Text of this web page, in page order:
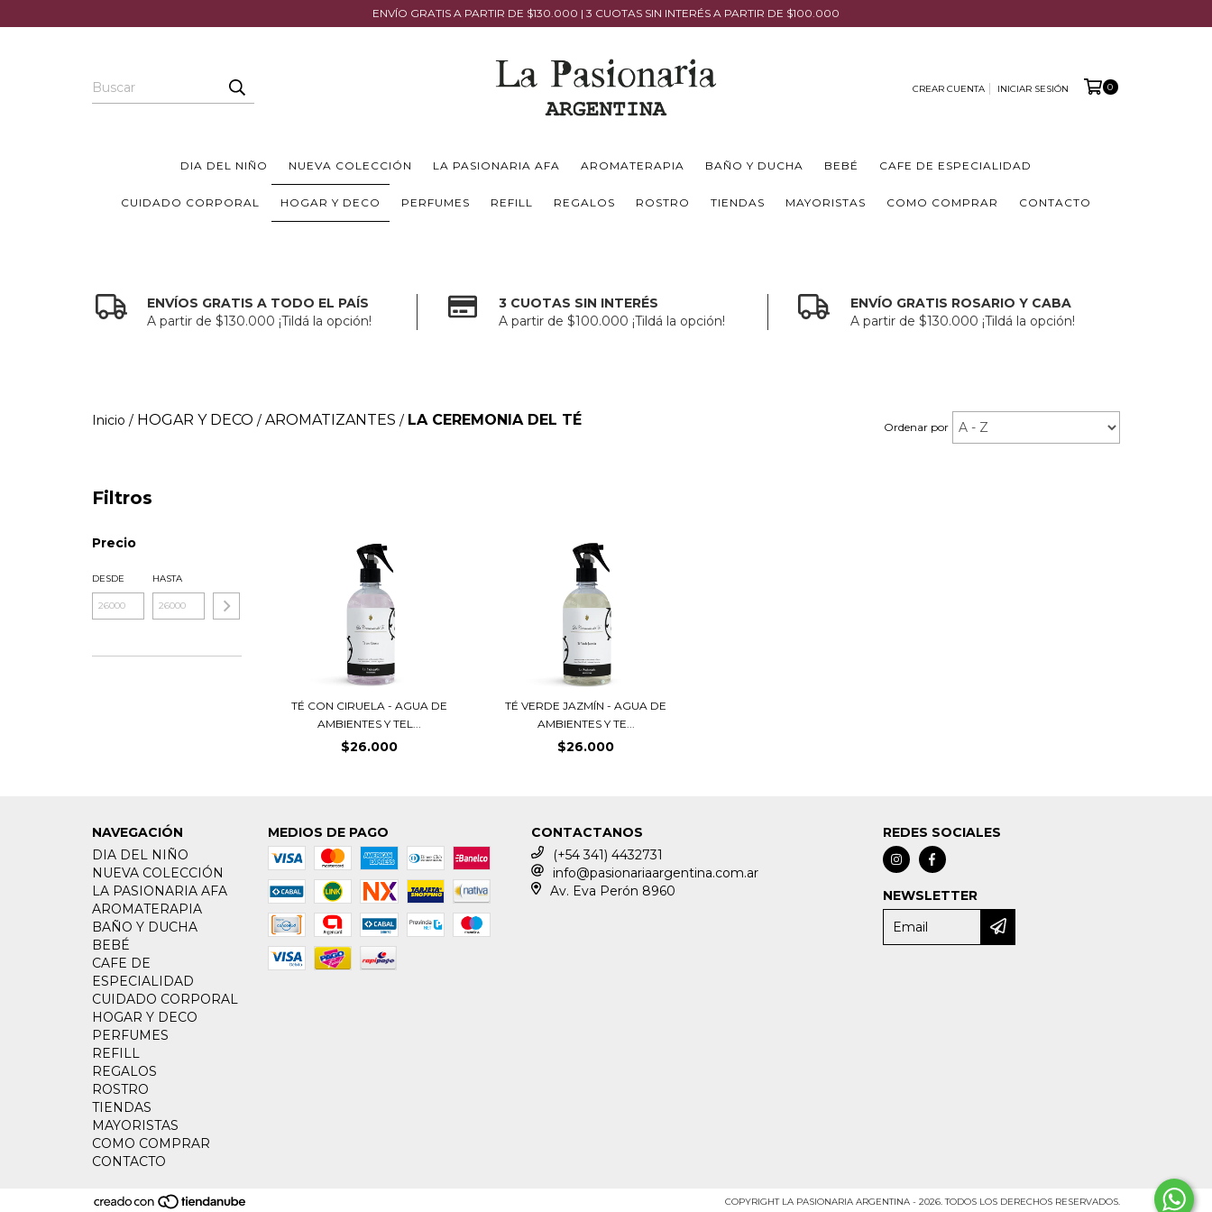
ENVÍO GRATIS A PARTIR DE $130.000 | 3 CUOTAS SIN INTERÉS A PARTIR DE $100.000
CREAR CUENTA INICIAR SESIÓN 0
DIA DEL NIÑO NUEVA COLECCIÓN LA PASIONARIA AFA AROMATERAPIA BAÑO Y DUCHA BEBÉ CAFE DE ESPECIALIDAD
CUIDADO CORPORAL HOGAR Y DECO PERFUMES REFILL REGALOS ROSTRO TIENDAS MAYORISTAS COMO COMPRAR CONTACTO
ENVÍOS GRATIS A TODO EL PAÍS
A partir de $130.000 ¡Tildá la opción!
3 CUOTAS SIN INTERÉS
A partir de $100.000 ¡Tildá la opción!
ENVÍO GRATIS ROSARIO Y CABA
A partir de $130.000 ¡Tildá la opción!
Inicio / HOGAR Y DECO / AROMATIZANTES / LA CEREMONIA DEL TÉ Ordenar por
Filtros
Precio
DESDE HASTA
TÉ CON CIRUELA - AGUA DE
AMBIENTES Y TEL...
$26.000
TÉ VERDE JAZMÍN - AGUA DE
AMBIENTES Y TE...
$26.000
NAVEGACIÓN
DIA DEL NIÑO
NUEVA COLECCIÓN
LA PASIONARIA AFA
AROMATERAPIA
BAÑO Y DUCHA
BEBÉ
CAFE DE
ESPECIALIDAD
CUIDADO CORPORAL
HOGAR Y DECO
PERFUMES
REFILL
REGALOS
ROSTRO
TIENDAS
MAYORISTAS
COMO COMPRAR
CONTACTO
MEDIOS DE PAGO
CONTACTANOS
(+54 341) 4432731
info@pasionariaargentina.com.ar
Av. Eva Perón 8960
REDES SOCIALES
NEWSLETTER
COPYRIGHT LA PASIONARIA ARGENTINA - 2026. TODOS LOS DERECHOS RESERVADOS.